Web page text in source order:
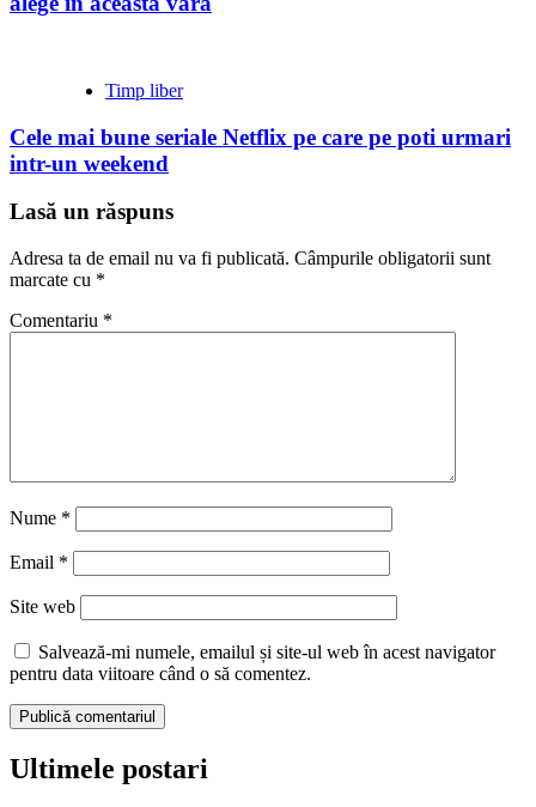
Timp liber
Cele mai bune seriale Netflix pe care pe poti urmari
intr-un weekend
Lasă un răspuns
Adresa ta de email nu va fi publicată. Câmpurile obligatorii sunt
marcate cu *
Comentariu *
Nume *
Email *
Site web
Salvează-mi numele, emailul și site-ul web în acest navigator
pentru data viitoare când o să comentez.
Ultimele postari